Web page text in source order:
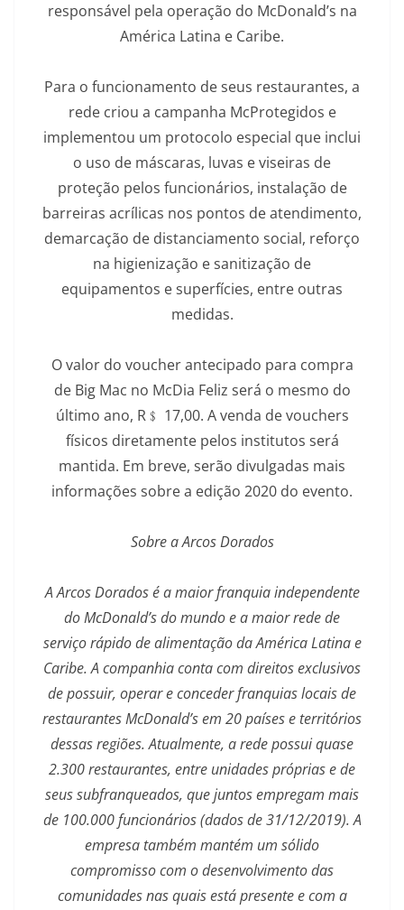
responsável pela operação do McDonald’s na
América Latina e Caribe.
Para o funcionamento de seus restaurantes, a
rede criou a campanha McProtegidos e
implementou um protocolo especial que inclui
o uso de máscaras, luvas e viseiras de
proteção pelos funcionários, instalação de
barreiras acrílicas nos pontos de atendimento,
demarcação de distanciamento social, reforço
na higienização e sanitização de
equipamentos e superfícies, entre outras
medidas.
O valor do voucher antecipado para compra
de Big Mac no McDia Feliz será o mesmo do
último ano, R﹩ 17,00. A venda de vouchers
físicos diretamente pelos institutos será
mantida. Em breve, serão divulgadas mais
informações sobre a edição 2020 do evento.
Sobre a Arcos Dorados
A Arcos Dorados é a maior franquia independente
do McDonald’s do mundo e a maior rede de
serviço rápido de alimentação da América Latina e
Caribe. A companhia conta com direitos exclusivos
de possuir, operar e conceder franquias locais de
restaurantes McDonald’s em 20 países e territórios
dessas regiões. Atualmente, a rede possui quase
2.300 restaurantes, entre unidades próprias e de
seus subfranqueados, que juntos empregam mais
de 100.000 funcionários (dados de 31/12/2019). A
empresa também mantém um sólido
compromisso com o desenvolvimento das
comunidades nas quais está presente e com a